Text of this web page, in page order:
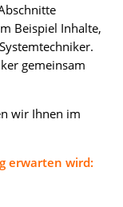
Beispiel Inhalte,
gemeinsam
wir Ihnen im
erwarten wird: